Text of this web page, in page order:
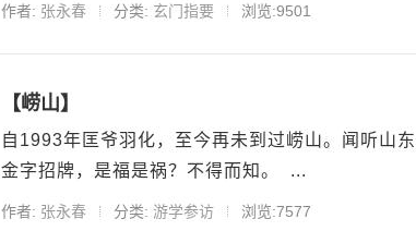
作者: 张永春 分类: 玄门指要 浏览:9501
【崂山】
自1993年匡爷羽化，至今再未到过崂山。闻听山
金字招牌，是福是祸？不得而知。 ...
作者: 张永春 分类: 游学参访 浏览:7577